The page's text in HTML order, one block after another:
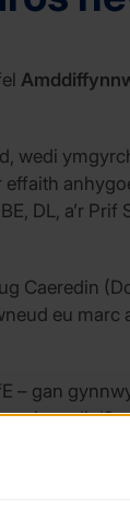
wedi
DL, a’r
Caeredin
eu
gan
poteli
gan
Hinsawdd